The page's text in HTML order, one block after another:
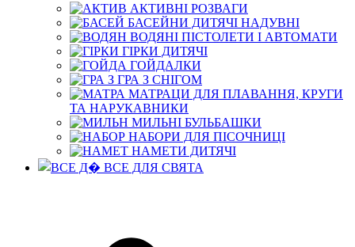
АКТИВНІ РОЗВАГИ
БАСЕЙНИ ДИТЯЧІ НАДУВНІ
ВОДЯНІ ПІСТОЛЕТИ І АВТОМАТИ
ГІРКИ ДИТЯЧІ
ГОЙДАЛКИ
ГРА З СНІГОМ
МАТРАЦИ ДЛЯ ПЛАВАННЯ, КРУГИ
ТА НАРУКАВНИКИ
МИЛЬНІ БУЛЬБАШКИ
НАБОРИ ДЛЯ ПІСОЧНИЦІ
НАМЕТИ ДИТЯЧІ
ВСЕ ДЛЯ СВЯТА